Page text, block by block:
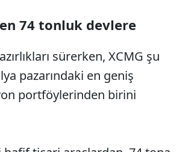
74 tonluk devlere
sürerken, XCMG şu
pazarındaki en geniş
portföylerinden birini